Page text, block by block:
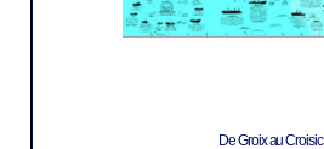
De Groix au Croisic